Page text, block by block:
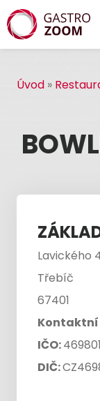
Úvod »
Lavického
Třebíč
67401
Kontaktní
IČO:
DIČ: